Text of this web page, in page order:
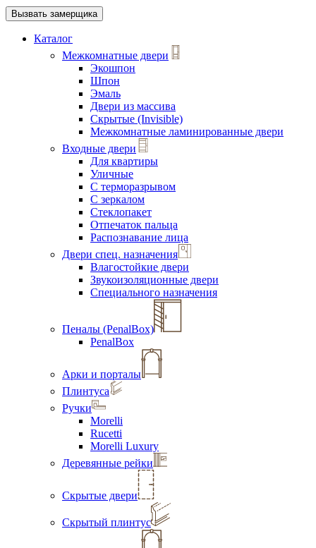
Вызвать замерщика
Каталог
Межкомнатные двери
Экошпон
Шпон
Эмаль
Двери из массива
Скрытые (Invisible)
Межкомнатные ламинированные двери
Входные двери
Для квартиры
Уличные
С терморазрывом
С зеркалом
Стеклопакет
Отпечаток пальца
Распознавание лица
Двери спец. назначения
Влагостойкие двери
Звукоизоляционные двери
Специального назначения
Пеналы (PenalBox)
PenalBox
Арки и порталы
Плинтуса
Ручки
Morelli
Rucetti
Morelli Luxury
Деревянные рейки
Скрытые двери
Скрытый плинтус